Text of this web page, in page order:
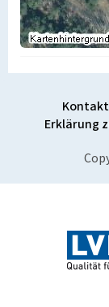
Kontakt
Erklärung